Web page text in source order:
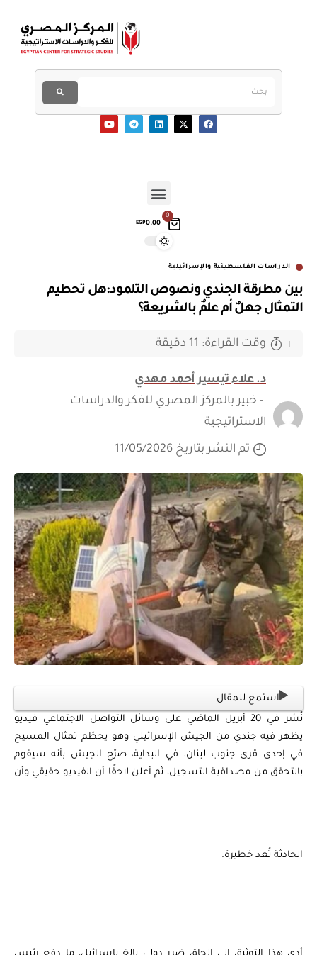
0
EGP0.00
الدراسات الفلسطينية والإسرائيلية
بين مطرقة الجندي ونصوص التلمود:هل تحطيم
التمثال جهلٌ أم علمٌ بالشريعة؟
د. علاء تيسير أحمد مهدي
- خبير بالمركز المصري للفكر والدراسات
الاستراتيجية
تم النشر بتاريخ 11/05/2026
وقت القراءة: 11 دقيقة
استمع للمقال
نُشر في 20 أبريل الماضي على وسائل التواصل الاجتماعي فيديو
يظهر فيه جندي من الجيش الإسرائيلي وهو يحطّم تمثال المسيح
في إحدى قرى جنوب لبنان. في البداية، صرّح الجيش بأنه سيقوم
بالتحقق من مصداقية التسجيل، ثم أعلن لاحقًا أن الفيديو حقيقي وأن
الحادثة تُعد خطيرة.